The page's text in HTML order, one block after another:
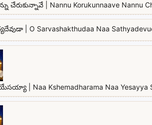
చేరుకున్నావే | Nannu Korukunnaave Nannu
| O Sarvashakthudaa Naa
| Naa Kshemadharama Naa Yesayya